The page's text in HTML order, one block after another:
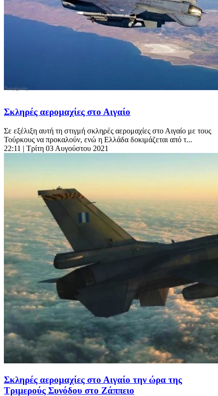
Σκληρές αερομαχίες στο Αιγαίο
Σε εξέλιξη αυτή τη στιγμή σκληρές αερομαχίες στο Αιγαίο με τους
Τούρκους να προκαλούν, ενώ η Ελλάδα δοκιμάζεται από τ...
22:11 | Τρίτη 03 Αυγούστου 2021
Σκληρές αερομαχίες στο Αιγαίο την ώρα της
Τριμερούς Συνόδου στο Ζάππειο